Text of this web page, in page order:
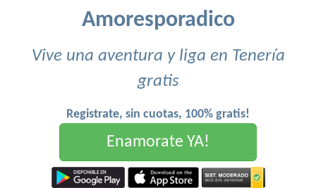
Amoresporadico
Vive una aventura y liga en Tenería
gratis
Registrate, sin cuotas, 100% gratis!
Enamorate YA!